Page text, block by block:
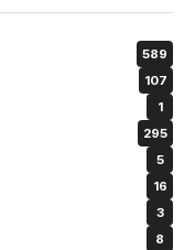
589
107
1
295
5
16
3
8